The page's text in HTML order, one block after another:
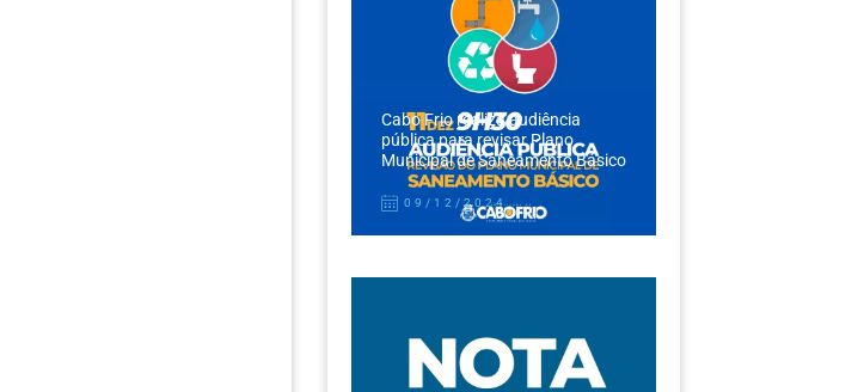
Cabo Frio realiza audiência
pública para revisar Plano
Municipal de Saneamento Básico
09/12/2024